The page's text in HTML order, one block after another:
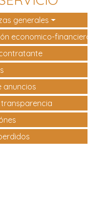
generales
economico-financiera
anuncios